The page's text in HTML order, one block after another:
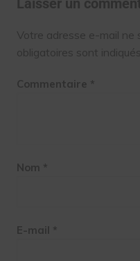
Laisser un
Votre adresse e-mail ne
obligatoires sont
Commentaire *
Nom *
E-mail *